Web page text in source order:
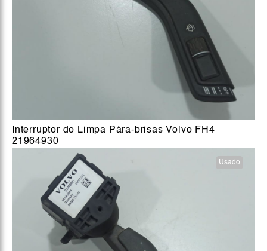
Interruptor do Limpa Pára-brisas Volvo FH4
21964930
Usado